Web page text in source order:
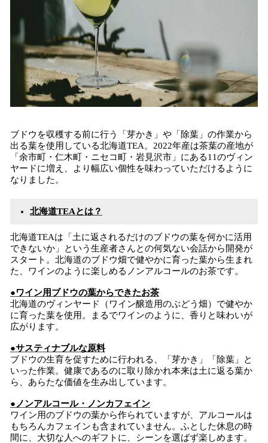
ブドウを収穫する前に行う「芽かき」や「除葉」の作業から
出る葉を使用している北海道TEA。2022年産は茶葉の産地が
「余市町・仁木町・ニセコ町・岩見沢市」にある11のヴィン
ヤードに増え、より幅広い個性を味わっていただけるように
なりました。
北海道TEAとは？
北海道TEAは「土に返されるだけのブドウの葉を何かに活用
できないか」という生産者さんとの何気ない会話から開発が
スタート。北海道のブドウ畑で健やかに育った葉から生まれ
た、ワインのように楽しめるノンアルコールのお茶です。
●ワイン用ブドウの葉からできたお茶
北海道のヴィンヤード（ワイン醸造用のぶどう畑）で健やか
に育った葉を使用。まるでワインのように、香りと味わいが
広がります。
●サスティナブルな原料
ブドウの生育を促すために行われる、「芽かき」「除葉」と
いった作業。健康であるのに取り除かれ本来は土に返る葉か
ら、あらたな価値を生み出しています。
●ノンアルコール・ノンカフェイン
ワイン用のブドウの葉から作られていますが、アルコールは
もちろんカフェインも含まれていません。ふとした休息の時
間に、大切な人へのギフトに、シーンを選ばず楽しめます。